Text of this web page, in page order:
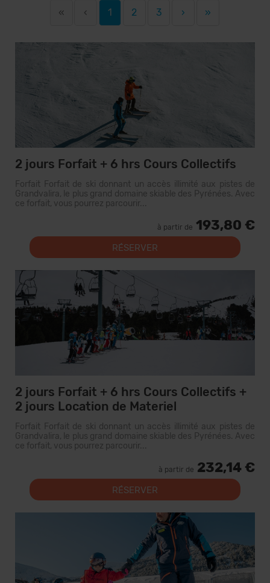
« ‹ 1 2 3 › »
2 jours Forfait + 6 hrs Cours Collectifs
Forfait Forfait de ski donnant un accès illimité aux pistes de
Grandvalira, le plus grand domaine skiable des Pyrénées. Avec
ce forfait, vous pourrez parcourir...
à partir de 193,80 €
RÉSERVER
2 jours Forfait + 6 hrs Cours Collectifs +
2 jours Location de Materiel
Forfait Forfait de ski donnant un accès illimité aux pistes de
Grandvalira, le plus grand domaine skiable des Pyrénées. Avec
ce forfait, vous pourrez parcourir...
à partir de 232,14 €
RÉSERVER